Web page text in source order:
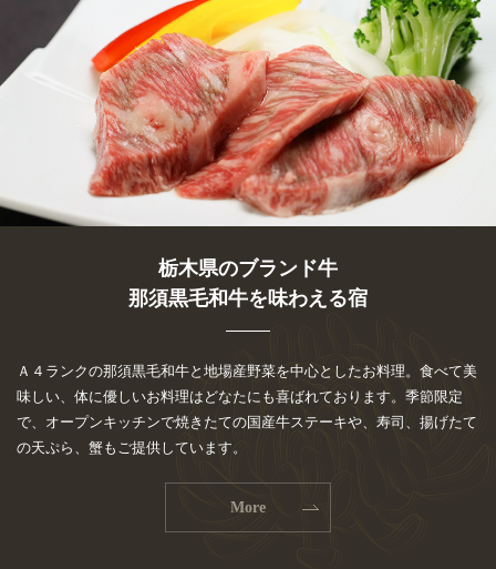
栃木県のブランド牛
那須黒毛和牛を味わえる宿
Ａ４ランクの那須黒毛和牛と地場産野菜を中心としたお料理。食べて美
味しい、体に優しいお料理はどなたにも喜ばれております。季節限定
で、オープンキッチンで焼きたての国産牛ステーキや、寿司、揚げたて
の天ぷら、蟹もご提供しています。
More